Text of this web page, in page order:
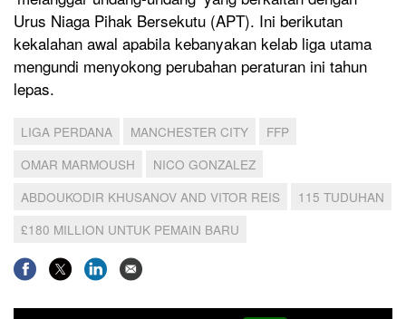
Urus Niaga Pihak Bersekutu (APT). Ini berikutan
kekalahan awal apabila kebanyakan kelab liga utama
mengundi menyokong perubahan peraturan ini tahun
lepas.
LIGA PERDANA MANCHESTER CITY
FFP
OMAR MARMOUSH
NICO GONZALEZ
ABDOUKODIR KHUSANOV AND VITOR REIS
115 TUDUHAN
£180 MILLION UNTUK PEMAIN BARU